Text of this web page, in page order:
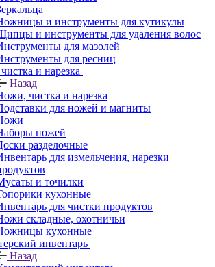
и инструменты для кутикулы
и инструменты для удаления волос
для мазолей
для ресниц
и нарезка
Назад
чистка и нарезка
для ножей и магниты
ножей
разделочные
для измельчения, нарезки
и точилки
кухонные
для чистки продуктов
складные, охотничьи
кухонные
инвентарь
Назад